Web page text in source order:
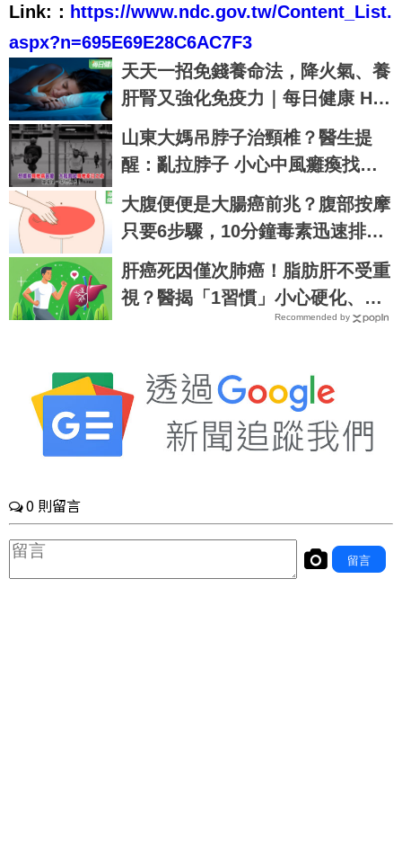
Link:： https://www.ndc.gov.tw/Content_List.
aspx?n=695E69E28C6AC7F3
天天一招免錢養命法，降火氣、養
肝腎又強化免疫力｜每日健康 Hea
lth
山東大媽吊脖子治頸椎？醫生提
醒：亂拉脖子 小心中風癱瘓找上
你
大腹便便是大腸癌前兆？腹部按摩
只要6步驟，10分鐘毒素迅速排空
｜每日健康 Health
肝癌死因僅次肺癌！脂肪肝不受重
視？醫揭「1習慣」小心硬化、變
Recommended by